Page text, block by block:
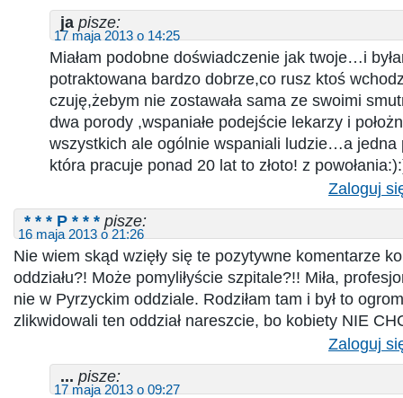
ja pisze:
17 maja 2013 o 14:25
Miałam podobne doświadczenie jak twoje…i
potraktowana bardzo dobrze,co rusz ktoś
czuję,żebym nie zostawała sama ze swoimi
dwa porody ,wspaniałe podejście lekarzy i
wszystkich ale ogólnie wspaniali ludzie…a jedna
która pracuje ponad 20 lat to złoto! z
Zaloguj
* * * P * * * pisze:
16 maja 2013 o 21:26
Nie wiem skąd wzięły się te pozytywne komentarze
oddziału?! Może pomyliłyście szpitale?!! Miła,
nie w Pyrzyckim oddziale. Rodziłam tam i był to
zlikwidowali ten oddział nareszcie, bo kobiety NIE
Zaloguj
... pisze:
17 maja 2013 o 09:27